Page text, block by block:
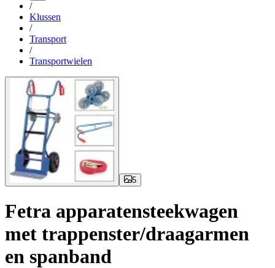
/
Klussen
/
Transport
/
Transportwielen
5
Fetra apparatensteekwagen
met trappenster/draagarmen
en spanband